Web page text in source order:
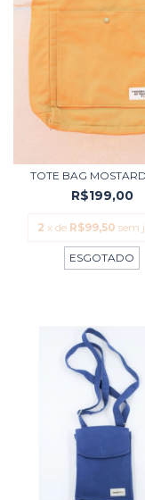
TOTE BAG
R$199,00
2 x de R$99,50 sem
ESGOTADO